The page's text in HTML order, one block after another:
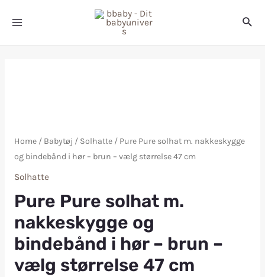
Home/ Babytøj / Solhatte/ Pure Pure solhat m. nakkeskygge
og bindebånd i hør – brun – vælg størrelse 47 cm
Solhatte
Pure Pure solhat m.
nakkeskygge og
bindebånd i hør – brun –
vælg størrelse 47 cm